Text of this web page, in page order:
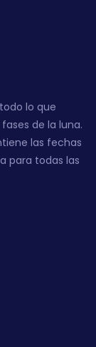
lo que
de la luna.
las fechas
para todas las